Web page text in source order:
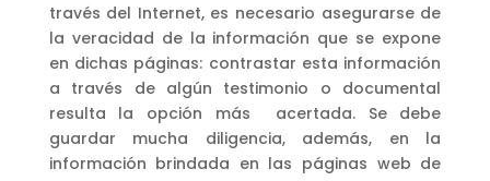
través del Internet, es necesario asegurarse de
la veracidad de la información que se expone
en dichas páginas: contrastar esta información
a través de algún testimonio o documental
resulta la opción más acertada. Se debe
guardar mucha diligencia, además, en la
información brindada en las páginas web de